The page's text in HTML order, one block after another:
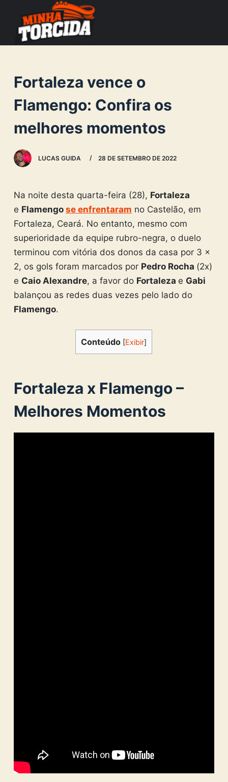
c
o
n
e
Fortaleza vence o
Flamengo: Confira os
melhores momentos
LUCAS GUIDA 28 DE SETEMBRO DE 2022
Na noite desta quarta-feira (28), Fortaleza
e Flamengo se enfrentaram no Castelão, em
Fortaleza, Ceará. No entanto, mesmo com
superioridade da equipe rubro-negra, o duelo
terminou com vitória dos donos da casa por 3 x
2, os gols foram marcados por Pedro Rocha (2x)
e Caio Alexandre, a favor do Fortaleza e Gabi
balançou as redes duas vezes pelo lado do
Flamengo.
Conteúdo [Exibir]
Fortaleza x Flamengo –
Melhores Momentos